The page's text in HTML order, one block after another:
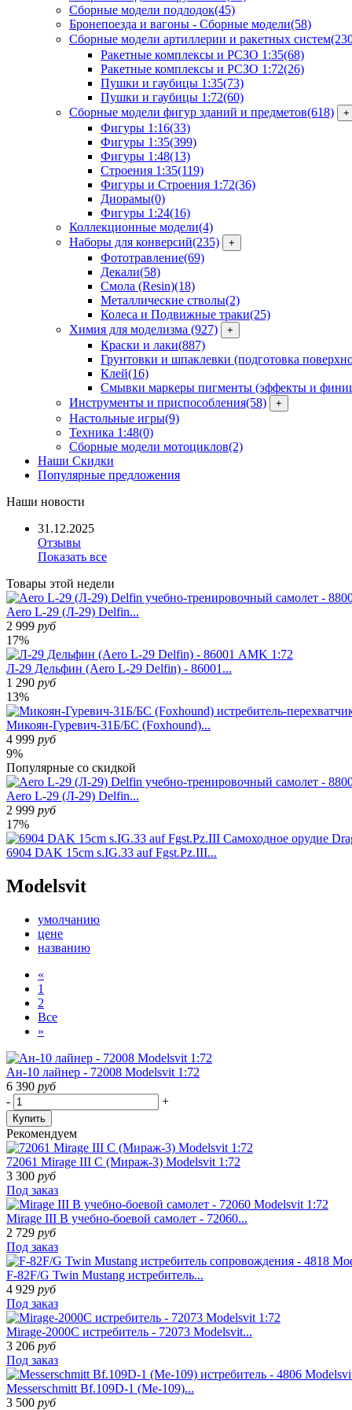
Сборные модели подлодок(45)
Бронепоезда и вагоны - Сборные модели(58)
Сборные модели артиллерии и ракетных систем
Ракетные комплексы и РСЗО 1:35(68)
Ракетные комплексы и РСЗО 1:72(26)
Пушки и гаубицы 1:35(73)
Пушки и гаубицы 1:72(60)
Сборные модели фигур зданий и предметов(618) +
Фигуры 1:16(33)
Фигуры 1:35(399)
Фигуры 1:48(13)
Строения 1:35(119)
Фигуры и Строения 1:72(36)
Диорамы(0)
Фигуры 1:24(16)
Коллекционные модели(4)
Наборы для конверсий(235) +
Фототравление(69)
Декали(58)
Смола (Resin)(18)
Металлические стволы(2)
Колеса и Подвижные траки(25)
Химия для моделизма (927) +
Краски и лаки(887)
Грунтовки и шпаклевки (подготовка
Клей(16)
Смывки маркеры пигменты (эффекты и
Инструменты и приспособления(58) +
Настольные игры(9)
Техника 1:48(0)
Сборные модели мотоциклов(2)
Наши Скидки
Популярные предложения
Наши новости
31.12.2025
Отзывы
Показать все
Товары этой недели
Aero L-29 (Л-29) Delfin...
2 999 руб
17%
Л-29 Дельфин (Aero L-29 Delfin) - 86001...
1 290 руб
13%
Микоян-Гуревич-31Б/БС (Foxhound)...
4 999 руб
9%
Популярные со скидкой
Aero L-29 (Л-29) Delfin...
2 999 руб
17%
6904 DAK 15cm s.IG.33 auf Fgst.Pz.III...
Modelsvit
умолчанию
цене
названию
«
1
2
Все
»
Ан-10 лайнер - 72008 Modelsvit 1:72
6 390 руб
-
+
Купить
Рекомендуем
72061 Mirage III C (Мираж-3) Modelsvit 1:72
3 300 руб
Под заказ
Mirage III B учебно-боевой самолет - 72060...
2 729 руб
Под заказ
F-82F/G Twin Mustang истребитель...
4 929 руб
Под заказ
Mirage-2000C истребитель - 72073 Modelsvit...
3 206 руб
Под заказ
Messerschmitt Bf.109D-1 (Ме-109)...
3 500 руб